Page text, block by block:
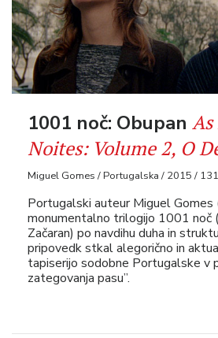
1001 noč: Obupan
Noites: Volume 2, O
Miguel Gomes / Portugalska / 2015 /
Portugalski auteur Miguel Gomes
monumentalno trilogijo 1001 noč
Začaran) po navdihu duha in
pripovedk stkal alegorično in
tapiserijo sodobne Portugalske v
zategovanja pasu”.